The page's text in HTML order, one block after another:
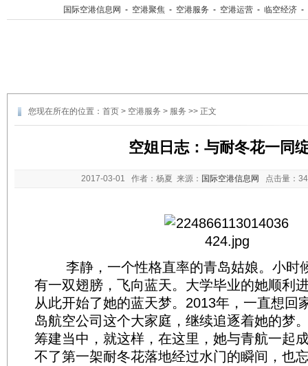
国际空港信息网 - 空港聚焦 - 空港服务 - 空港运营 - 临空经济 -
您现在所在的位置： 首页 > 空港服务 > 服务 >> 正文
空姐日志：与耐冬花一同
2017-03-01 作者：杨夏 来源： 国际空港信息网 点击量：
李静，一个性格直率的青岛姑娘。小时
有一双翅膀，飞向蓝天。大学毕业的她顺利
从此开始了她的蓝天梦。2013年，一直想回
岛航空公司这个大家庭，继续追逐着她的梦
筹建当中，就这样，在这里，她与青航一起
不了第一架耐冬花落地经过水门的瞬间，也